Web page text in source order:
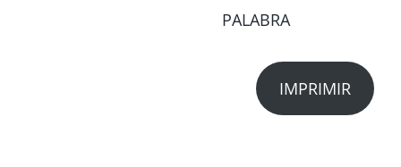
PALABRA
IMPRIMIR